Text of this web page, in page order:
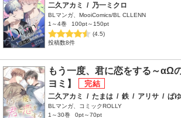
二久アカミ / 乃一ミクロ
BLマンガ、MooiComics/BL CLLENN
1～4巻
100pt～150pt
(4.5)
投稿数8件
もう一度、君に恋をする～αΩ
ヨミ】
二久アカミ / たまは / 鉄 / アリサ / ぱゆ
BLマンガ、コミックROLLY
1～30巻
0pt～70pt